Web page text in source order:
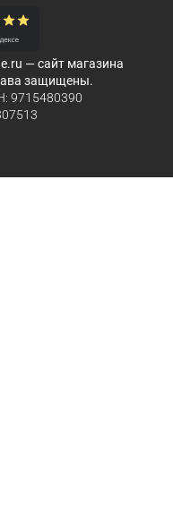
— сайт магазина
защищены.
9715480390